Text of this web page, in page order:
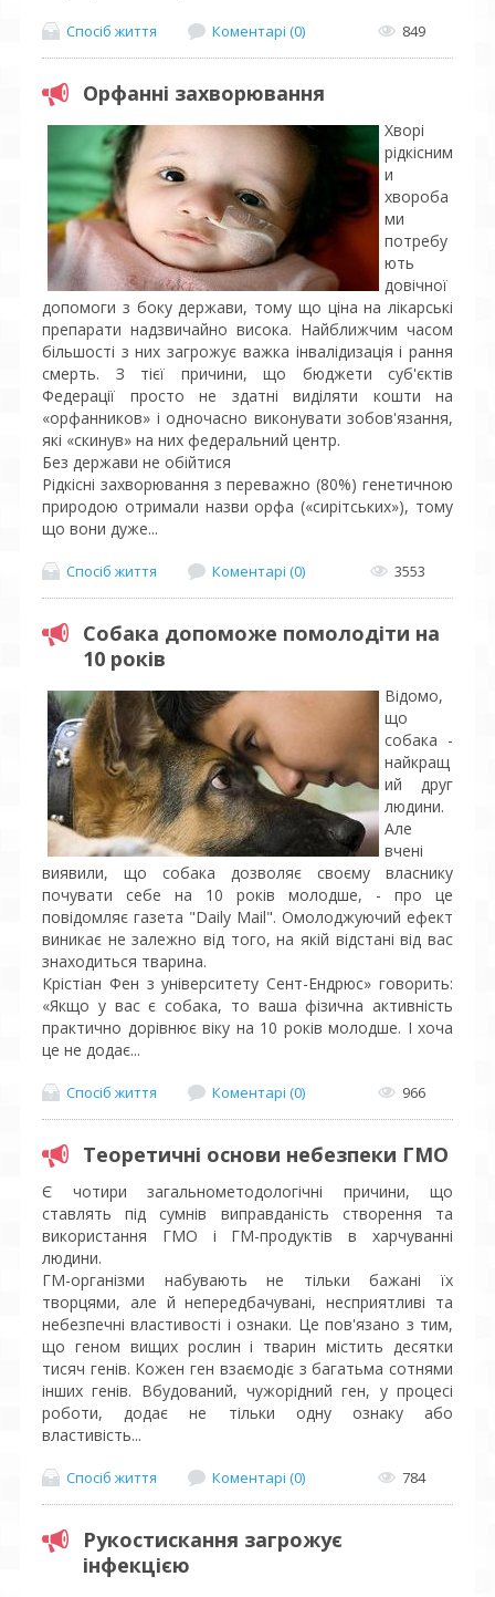
849
Спосіб життя Коментарі (0)
Орфанні захворювання
Хворі
рідкісним
и
хвороба
ми
потребу
ють
довічної
допомоги з боку держави, тому що ціна на лікарські
препарати надзвичайно висока. Найближчим часом
більшості з них загрожує важка інвалідизація і рання
смерть. З тієї причини, що бюджети суб'єктів
Федерації просто не здатні виділяти кошти на
«орфанников» і одночасно виконувати зобов'язання,
які «скинув» на них федеральний центр.
Без держави не обійтися
Рідкісні захворювання з переважно (80%) генетичною
природою отримали назви орфа («сирітських»), тому
що вони дуже...
3553
Спосіб життя Коментарі (0)
Собака допоможе помолодіти на
10 років
Відомо,
що
собака -
найкращ
ий друг
людини.
Але
вчені
виявили, що собака дозволяє своєму власнику
почувати себе на 10 років молодше, - про це
повідомляє газета "Daily Mail". Омолоджуючий ефект
виникає не залежно від того, на якій відстані від вас
знаходиться тварина.
Крістіан Фен з університету Сент-Ендрюс» говорить:
«Якщо у вас є собака, то ваша фізична активність
практично дорівнює віку на 10 років молодше. І хоча
це не додає...
966
Спосіб життя Коментарі (0)
Теоретичні основи небезпеки ГМО
Є чотири загальнометодологічні причини, що
ставлять під сумнів виправданість створення та
використання ГМО і ГМ-продуктів в харчуванні
людини.
ГМ-організми набувають не тільки бажані їх
творцями, але й непередбачувані, несприятливі та
небезпечні властивості і ознаки. Це пов'язано з тим,
що геном вищих рослин і тварин містить десятки
тисяч генів. Кожен ген взаємодіє з багатьма сотнями
інших генів. Вбудований, чужорідний ген, у процесі
роботи, додає не тільки одну ознаку або
властивість...
784
Спосіб життя Коментарі (0)
Рукостискання загрожує
інфекцією